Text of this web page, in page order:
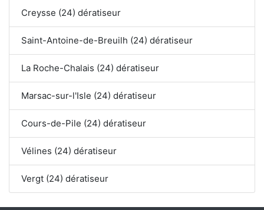
Creysse (24) dératiseur
Saint-Antoine-de-Breuilh (24) dératiseur
La Roche-Chalais (24) dératiseur
Marsac-sur-l'Isle (24) dératiseur
Cours-de-Pile (24) dératiseur
Vélines (24) dératiseur
Vergt (24) dératiseur